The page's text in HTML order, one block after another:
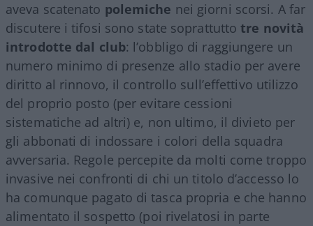
aveva scatenato polemiche nei giorni scorsi. A far
discutere i tifosi sono state soprattutto tre novità
introdotte dal club: l’obbligo di raggiungere un
numero minimo di presenze allo stadio per avere
diritto al rinnovo, il controllo sull’effettivo utilizzo
del proprio posto (per evitare cessioni
sistematiche ad altri) e, non ultimo, il divieto per
gli abbonati di indossare i colori della squadra
avversaria. Regole percepite da molti come troppo
invasive nei confronti di chi un titolo d’accesso lo
ha comunque pagato di tasca propria e che hanno
alimentato il sospetto (poi rivelatosi in parte